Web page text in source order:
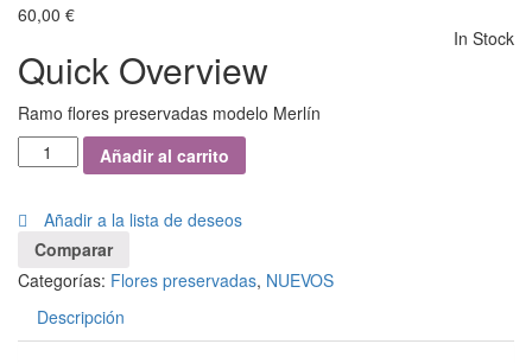
60,00 €
In Stock
Quick Overview
Ramo flores preservadas modelo Merlín
Añadir al carrito
Añadir a la lista de deseos
Comparar
Categorías: Flores preservadas, NUEVOS
Descripción